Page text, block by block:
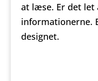
at læse. Er det let
informationerne.
designet.